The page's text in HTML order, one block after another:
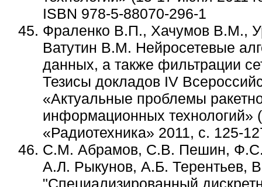
ISBN 978-5-88070-296-1
Фраленко В.П., Хачумов В.М.,
Ватутин В.М. Нейросетевые
данных, а также фильтрации
Тезисы докладов IV
«Актуальные проблемы
информационных технологий»
«Радиотехника» 2011, с. 125-
С.М. Абрамов, С.В. Пешин,
А.Л. Рыкунов, А.Б. Терентьев,
"Специализированный